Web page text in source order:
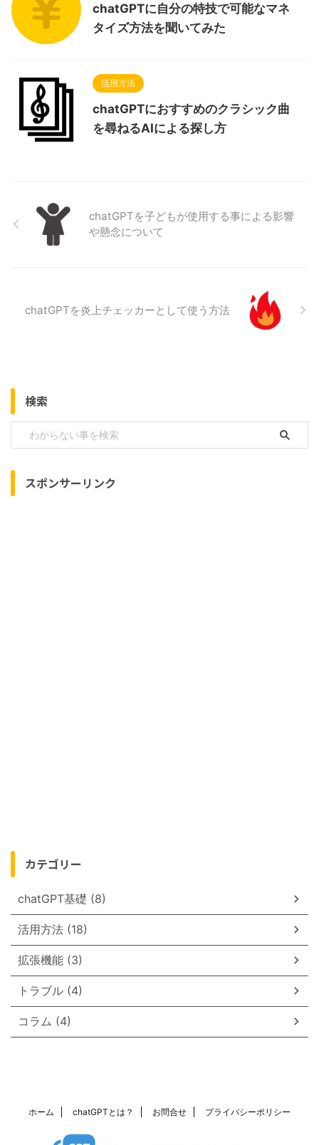
chatGPTに自分の特技で可能なマネ
タイズ方法を聞いてみた
活用方法
chatGPTにおすすめのクラシック曲
を尋ねるAIによる探し方
chatGPTを子どもが使用する事による影響
や懸念について
chatGPTを炎上チェッカーとして使う方法
検索
スポンサーリンク
カテゴリー
chatGPT基礎 (8)
活用方法 (18)
拡張機能 (3)
トラブル (4)
コラム (4)
ホーム chatGPTとは？ お問合せ プライバシーポリシー